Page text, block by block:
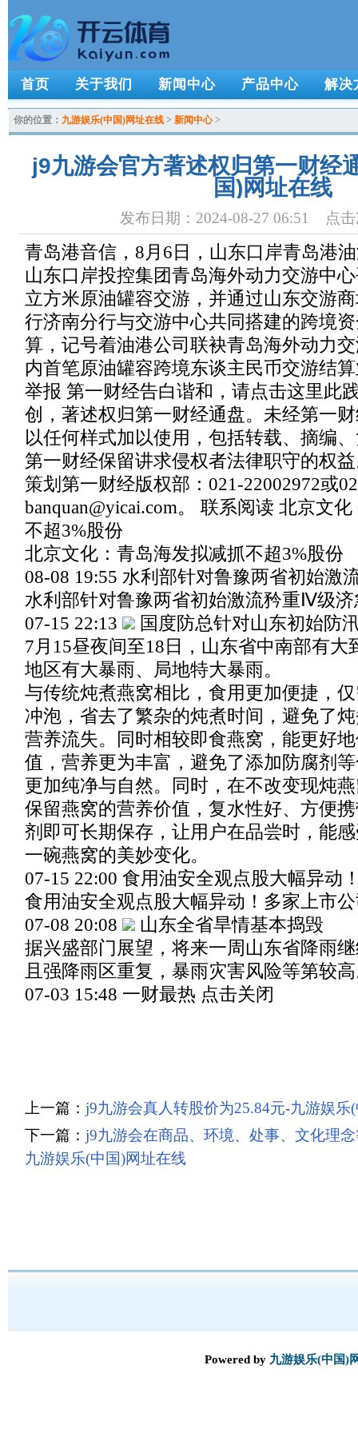
首页 关于我们 新闻中心 产品中心 解决
你的位置： 九游娱乐(中国)网址在线 > 新闻中心>
j9九游会官方著述权归第一财经
国)网址在线
发布日期：2024-08-27 06:51 点击
青岛港音信，8月6日，山东口岸青岛港
山东口岸投控集团青岛海外动力交游中
立方米原油罐容交游，并通过山东交游
行济南分行与交游中心共同搭建的跨境
算，记号着油港公司联袂青岛海外动力
内首笔原油罐容跨境东谈主民币交游结
举报 第一财经告白谐和，请点击这里此
创，著述权归第一财经通盘。未经第一
以任何样式加以使用，包括转载、摘编
第一财经保留讲求侵权者法律职守的权
策划第一财经版权部：021-22002972或
banquan@yicai.com。 联系阅读 北京文
不超3%股份
北京文化：青岛海发拟减抓不超3%股份
08-08 19:55 水利部针对鲁豫两省初始激
水利部针对鲁豫两省初始激流矜重Ⅳ级济
07-15 22:13
国度防总针对山东初始防
7月15昼夜间至18日，山东省中南部有大
地区有大暴雨、局地特大暴雨。
与传统炖煮燕窝相比，食用更加便捷，
冲泡，省去了繁杂的炖煮时间，避免了
营养流失。同时相较即食燕窝，能更好
值，营养更为丰富，避免了添加防腐剂
更加纯净与自然。同时，在不改变现炖
保留燕窝的营养价值，复水性好、方便
剂即可长期保存，让用户在品尝时，能
一碗燕窝的美妙变化。
07-15 22:00 食用油安全观点股大幅异动
食用油安全观点股大幅异动！多家上市
07-08 20:08
山东全省旱情基本捣毁
据兴盛部门展望，将来一周山东省降雨
且强降雨区重复，暴雨灾害风险等第较
07-03 15:48 一财最热 点击关闭
上一篇： j9九游会真人转股价为25.84元-九游娱乐
下一篇： j9九游会在商品、环境、处事、文化理
九游娱乐(中国)网址在线
Powered by 九游娱乐(中国)